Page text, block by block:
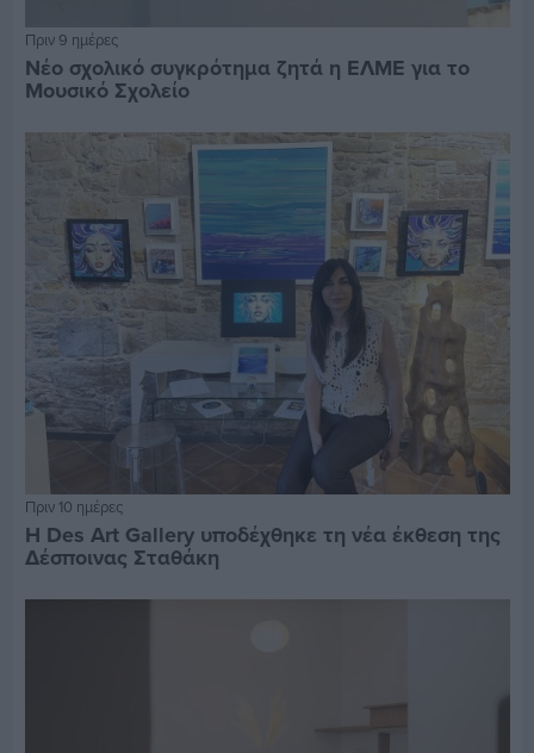
Πριν 9 ημέρες
Νέο σχολικό συγκρότημα ζητά η ΕΛΜΕ για το
Μουσικό Σχολείο
Πριν 10 ημέρες
Η Des Art Gallery υποδέχθηκε τη νέα έκθεση της
Δέσποινας Σταθάκη